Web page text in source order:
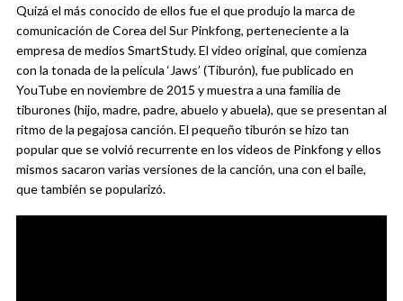
Quizá el más conocido de ellos fue el que produjo la marca de
comunicación de Corea del Sur Pinkfong, perteneciente a la
empresa de medios SmartStudy. El video original, que comienza
con la tonada de la película ‘Jaws’ (Tiburón), fue publicado en
YouTube en noviembre de 2015 y muestra a una familia de
tiburones (hijo, madre, padre, abuelo y abuela), que se presentan al
ritmo de la pegajosa canción. El pequeño tiburón se hizo tan
popular que se volvió recurrente en los videos de Pinkfong y ellos
mismos sacaron varias versiones de la canción, una con el baile,
que también se popularizó.